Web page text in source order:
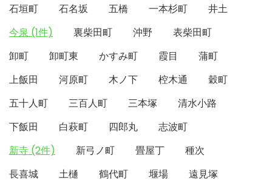
石垣町
石名坂 五橋 一本杉町
井土
今泉 (1件)
裏柴田町 沖野
表柴田町
卸町
卸町東 かすみ町 霞目
蒲町
上飯田
河原町 木ノ下 椌木通
穀町
五十人町
三百人町 三本塚
清水小路
下飯田
白萩町 四郎丸
志波町
新寺 (2件)
新弓ノ町 畳屋丁
種次
長喜城
土樋 鶴代町 堰場
遠見塚